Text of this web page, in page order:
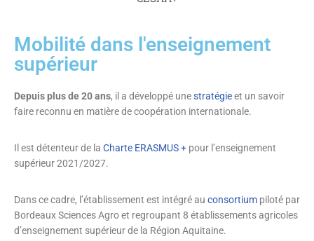
Mobilité dans l'enseignement
supérieur
Depuis plus de 20 ans, il a développé unestratégieet un savoir
faire reconnu en matière de coopération internationale.
Il est détenteur de la Charte ERASMUS + pour l’enseignement
supérieur 2021/2027.
Dans ce cadre, l’établissement est intégré au consortium piloté par
Bordeaux Sciences Agro et regroupant 8 établissements agricoles
d’enseignement supérieur de la Région Aquitaine.